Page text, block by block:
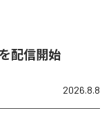
を配信開始
2026.8.8